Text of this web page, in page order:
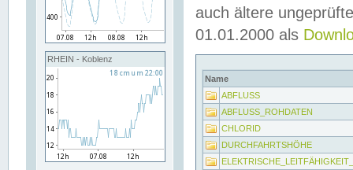
RHEIN - Koblenz
auch ältere
01.01.2000 als
Name
ABFLUSS
ABFLUSS_ROHDATEN
CHLORID
DURCHFAHRTSHÖHE